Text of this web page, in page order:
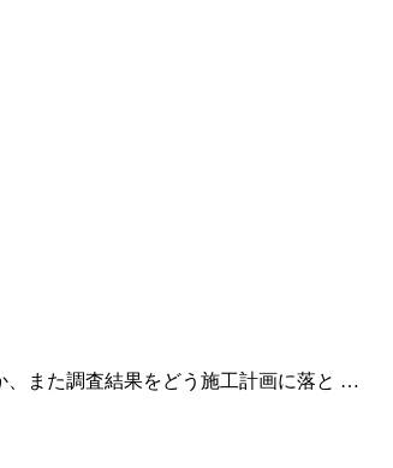
、また調査結果をどう施工計画に落と …